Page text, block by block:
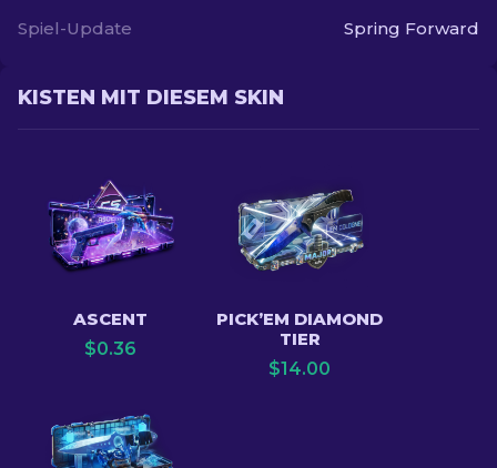
Spiel-Update
Spring Forward
KISTEN MIT DIESEM SKIN
ASCENT
$0.36
PICK’EM DIAMOND
TIER
$14.00